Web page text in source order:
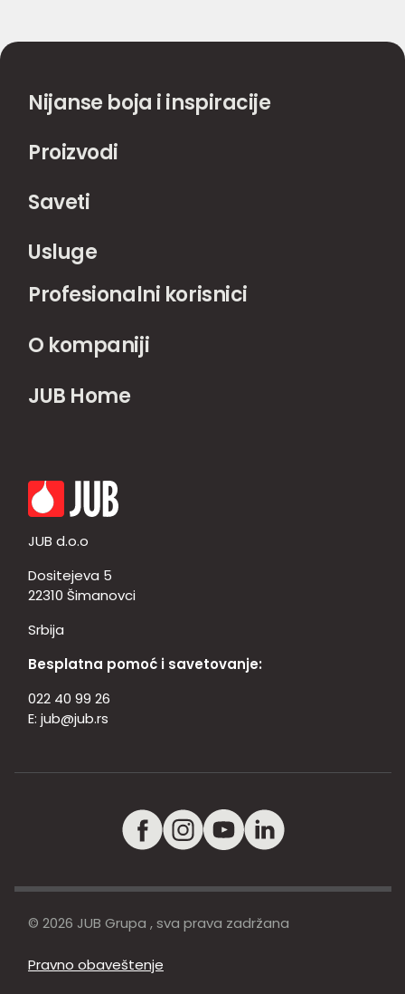
Nijanse boja i inspiracije
Proizvodi
Saveti
Usluge
Profesionalni korisnici
O kompaniji
JUB Home
JUB d.o.o
Dositejeva 5
22310 Šimanovci
Srbija
Besplatna pomoć i savetovanje:
022 40 99 26
E: jub@jub.rs
© 2026 JUB Grupa , sva prava zadržana
Pravno obaveštenje